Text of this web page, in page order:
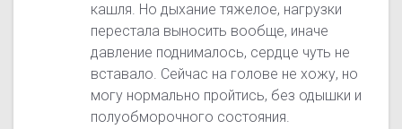
кашля. Но дыхание тяжелое, нагрузки
перестала выносить вообще, иначе
давление поднималось, сердце чуть не
вставало. Сейчас на голове не хожу, но
могу нормально пройтись, без одышки и
полуобморочного состояния.